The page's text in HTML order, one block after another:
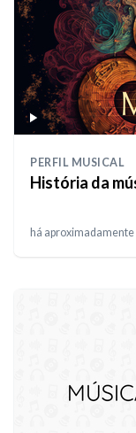
PERFIL MUSICAL
História da
há aproximadamente